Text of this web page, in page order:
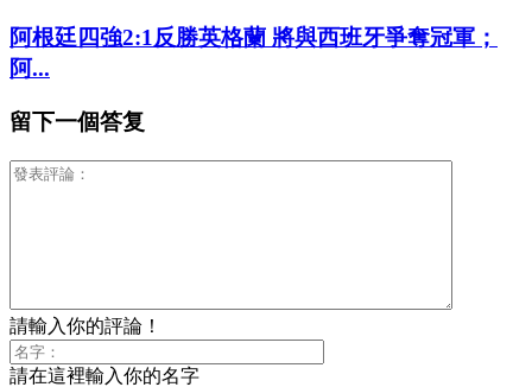
阿根廷四強2:1反勝英格蘭 將與西班牙爭奪冠軍；
阿...
留下一個答复
請輸入你的評論！
請在這裡輸入你的名字